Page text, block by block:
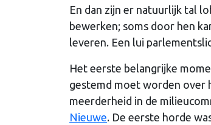
En dan zijn er natuurlijk tal
bewerken; soms door hen
leveren. Een lui
Het eerste belangrijke
gestemd moet worden over
meerderheid in de
Nieuwe. De eerste horde